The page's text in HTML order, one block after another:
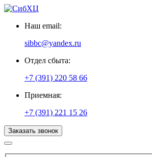
Наш email:
sibbc@yandex.ru
Отдел сбыта:
+7 (391) 220 58 66
Приемная:
+7 (391) 221 15 26
Заказать звонок